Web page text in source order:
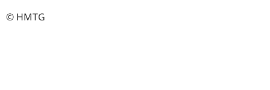
© HMTG